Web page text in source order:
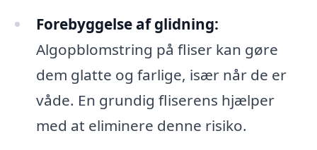
Forebyggelse af glidning:
Algopblomstring på fliser kan gøre
dem glatte og farlige, især når de er
våde. En grundig fliserens hjælper
med at eliminere denne risiko.